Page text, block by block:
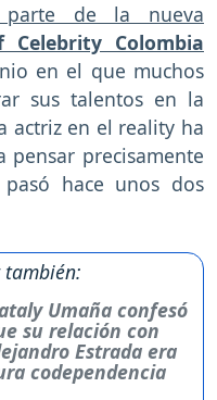
de la nueva
Celebrity Colombia
en el que muchos
sus talentos en la
actriz en el reality ha
pensar precisamente
hace unos dos
también:
Umaña confesó
su relación con
Estrada era
codependencia